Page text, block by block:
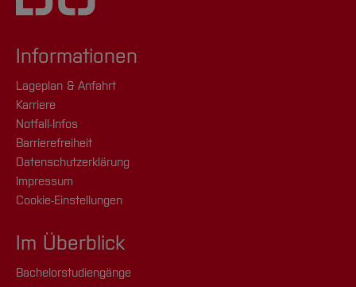
Informationen
Lageplan & Anfahrt
Karriere
Notfall-Infos
Barrierefreiheit
Datenschutzerklärung
Impressum
Cookie-Einstellungen
Im Überblick
Bachelorstudiengänge